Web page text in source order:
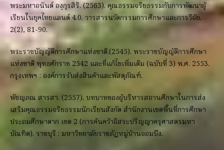
พระมหาอนันต์ องฺกุรสิริ. (2563). คุณธรรมจริยธรรมกับการพัฒนาผู้
เรียนในยุคไทยแลนด์ 4.0. วารสารนวัตกรรมการศึกษาและการวิจัย.
2(2), 81-90.
พระราชบัญญัติการศึกษาแห่งชาติ.(2545). พระราชบัญญัติการศึกษา
แห่งชาติ พุทธศักราช 2542 และที่แก้ไขเพิ่มเติม (ฉบับที่ 3) พ.ศ. 2553.
กรุงเทพฯ : องค์การรับส่งสินค้าและพัสดุภัณฑ์.
พัชญภณ สารสา. (2557). บทบาทของผู้บริหารสถานศึกษาในการส่ง
เสริมคุณธรรมจริยธรรมนักเรียนสังกัด สำนักงานเขตพื้นที่การศึกษา
ประถมศึกษาตาก เขต 2 (การค้นคว้าอิสระปริญญาครุศาสตรมหา
บัณฑิต). ราชบุรี : มหาวิทยาลัยราชภัฏหมู่บ้านจอมบึง.